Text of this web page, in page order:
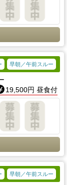
早朝／午前スルー
19,500円 昼食付
早朝／午前スルー